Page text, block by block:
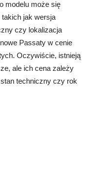
modelu może się
jak wersja
czy lokalizacja
Passaty w cenie
Oczywiście, istnieją
ale ich cena zależy
techniczny czy rok